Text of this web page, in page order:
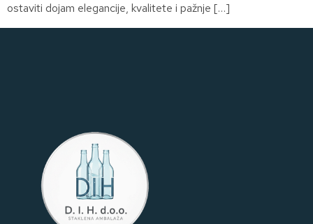
ostaviti dojam elegancije, kvalitete i pažnje […]